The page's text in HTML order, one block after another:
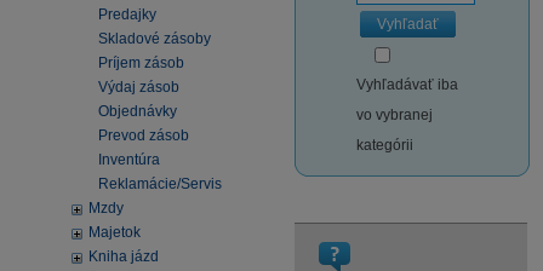
Predajky
Skladové zásoby
Príjem zásob
Výdaj zásob
Objednávky
Prevod zásob
Inventúra
Reklamácie/Servis
Mzdy
Majetok
Kniha jázd
Vyhľadať
Vyhľadávať iba
vo vybranej
kategórii